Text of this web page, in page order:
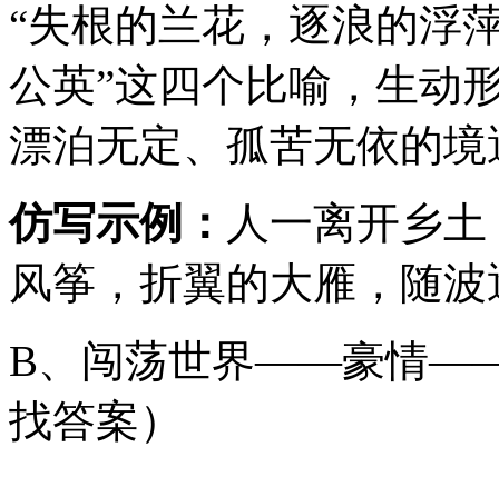
“失根的兰花，逐浪的浮
公英”这四个比喻，生动
漂泊无定、孤苦无依的境
仿写示例： 人一离开乡
风筝，折翼的大雁，随
B、闯荡世界——豪情——
找答案）